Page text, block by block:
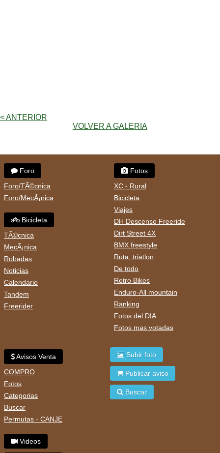
< ANTERIOR
VOLVER A GALERIA
Foro
Foro/TÃ©cnica
Foro/MecÃ¡nica
Bicicleta
TÃ©cnica
MecÃ¡nica
Robadas
Noticias
Calendario
Tandem
Freerider
Fotos
XC - Rural
Bicicleta
Viajes
DH Descenso Freeride
Dirt Street 4X
BMX freestyle
Ruta, triatlon
De todo
Retro Bikes
Enduro-All mountain
Ranking
Fotos del DIA
Fotos mas votadas
Avisos Venta
COMPRO
Fotos
Categorias
Buscar
Permutas - CANJE
Videos
Subir foto
Publicar aviso
Buscar